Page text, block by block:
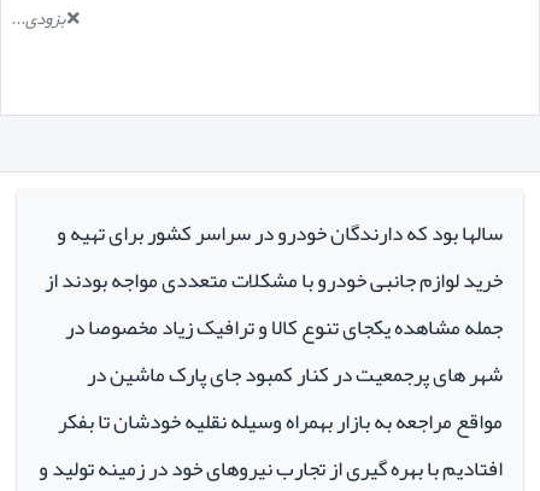
بزودی...
سالها بود که دارندگان خودرو در سراسر کشور برای تهیه و
خرید لوازم جانبی خودرو با مشکلات متعددی مواجه بودند از
جمله مشاهده یکجای تنوع کالا و ترافیک زیاد مخصوصا در
شهر های پرجمعیت در کنار کمبود جای پارک ماشین در
مواقع مراجعه به بازار بهمراه وسیله نقلیه خودشان تا بفکر
افتادیم با بهره گیری از تجارب نیروهای خود در زمینه تولید و